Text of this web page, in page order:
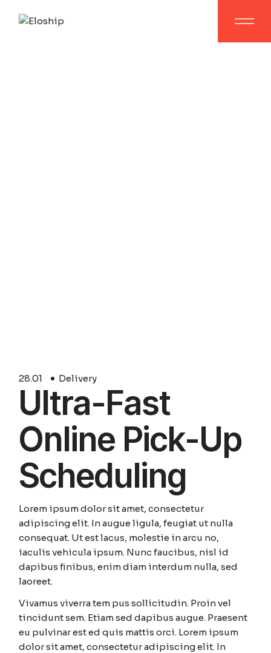
28.01 Delivery
Ultra-Fast
Online Pick-Up
Scheduling
Lorem ipsum dolor sit amet, consectetur
adipiscing elit. In augue ligula, feugiat ut nulla
consequat. Ut est lacus, molestie in arcu no,
iaculis vehicula ipsum. Nunc faucibus, nisl id
dapibus finibus, enim diam interdum nulla, sed
laoreet.
Vivamus viverra tem pus sollicitudin. Proin vel
tincidunt sem. Etiam sed dapibus augue. Praesent
eu pulvinar est ed quis mattis orci. Lorem ipsum
dolor sit amet, consectetur adipiscing elit. In